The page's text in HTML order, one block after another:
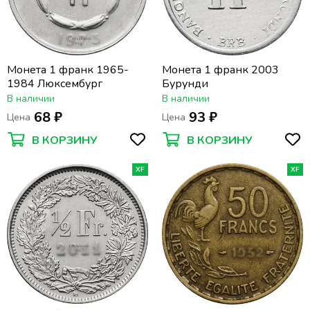
Монета 1 франк 1965-
1984 Люксембург
В наличии
Цена 68 ₽
В КОРЗИНУ
Монета 1 франк 2003
Бурунди
В наличии
Цена 93 ₽
В КОРЗИНУ
XF XF